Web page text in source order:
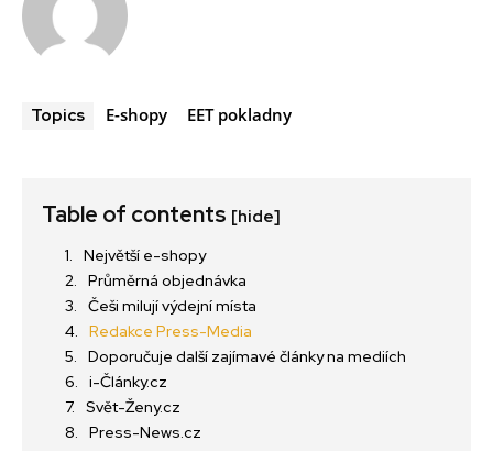
Topics E-shopy EET pokladny
Table of contents [hide]
Největší e-shopy
Průměrná objednávka
Češi milují výdejní místa
Redakce Press-Media
Doporučuje další zajímavé články na mediích
i-Články.cz
Svět-Ženy.cz
Press-News.cz